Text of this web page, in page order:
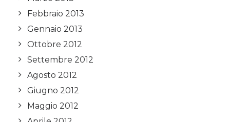
Febbraio 2013
Gennaio 2013
Ottobre 2012
Settembre 2012
Agosto 2012
Giugno 2012
Maggio 2012